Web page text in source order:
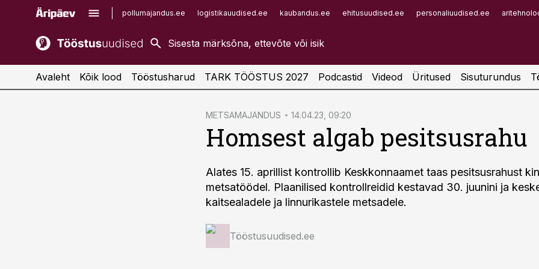
pollumajandus.ee logistikauudised.ee kaubandus.ee ehitusuudised.ee personaliuudised.ee
kaubandus.ee
kinnisvarauudised.ee
imelineajalugu.ee
Infopank
Avaleht Kõik lood Tööstusharud TARK TÖÖSTUS 2027 Podcastid Videod Üritused Sisuturundus
METSAMAJANDUS 14.04.23, 09:20
Homsest algab pesitsusrahu
Alates 15. aprillist kontrollib Keskkonnaamet taas pesitsusrahust
metsatöödel. Plaanilised kontrollreidid kestavad 30. juunini ja
kaitsealadele ja linnurikastele metsadele.
Tööstusuudised.ee